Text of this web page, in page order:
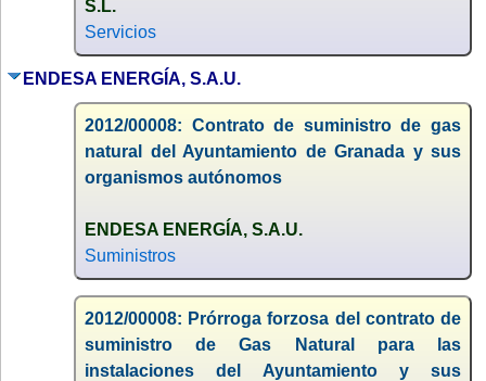
S.L.
Servicios
ENDESA ENERGÍA, S.A.U.
2012/00008: Contrato de suministro de gas
natural del Ayuntamiento de Granada y sus
organismos autónomos
ENDESA ENERGÍA, S.A.U.
Suministros
2012/00008: Prórroga forzosa del contrato de
suministro de Gas Natural para las
instalaciones del Ayuntamiento y sus